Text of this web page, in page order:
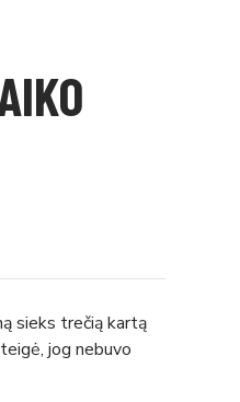
sieks trečią kartą
jog nebuvo